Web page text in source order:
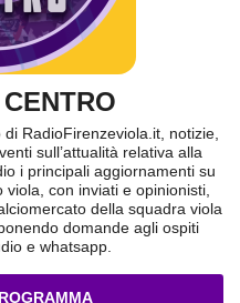
RadioFirenzeviola.it, notizie,
sull’attualità relativa alla
i principali aggiornamenti su
con inviati e opinionisti,
della squadra viola
domande agli ospiti
e whatsapp.